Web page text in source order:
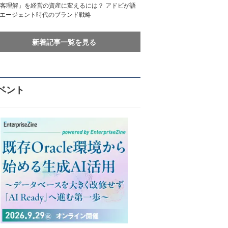
客理解」を経営の資産に変えるには？ アドビが語
ージェント時代のブランド戦略
新着記事一覧を見る
ント